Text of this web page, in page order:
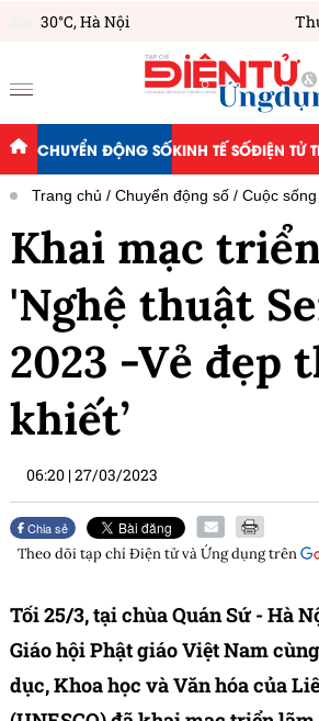
30°C,Hà Nội
CHUYỂN ĐỘNG SỐKINH TẾ SỐĐIỆN TỬ
Trang chủ Chuyển động số Cuộc
Khai mạc
'Nghệ thuật
2023 -Vẻ đẹp
khiết’
06:20 |27/03/2023
Chia sẻ
Theo dõi tạp chíĐiện tử và Ứng dụngtrên
Tối 25/3, tại chùa Quán Sứ - Hà
Giáo hội Phật giáo Việt Nam
dục, Khoa học và Văn hóa của